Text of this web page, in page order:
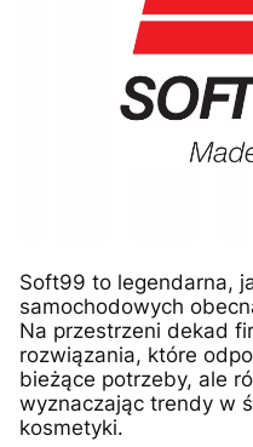
Soft99 to legendarna,
samochodowych
Na przestrzeni dekad
rozwiązania, które
bieżące potrzeby, ale
wyznaczając trendy w
kosmetyki.